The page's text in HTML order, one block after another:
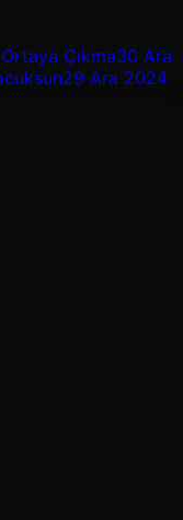
Ortaya Çıkma30 Ara
29 Ara 2024